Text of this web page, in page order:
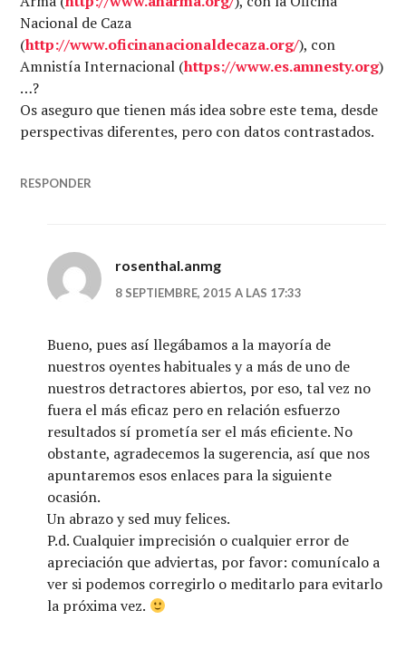
Nacional de Caza
(http://www.oficinanacionaldecaza.org/), con
Amnistía Internacional (https://www.es.amnesty.org)
…?
Os aseguro que tienen más idea sobre este tema, desde
perspectivas diferentes, pero con datos contrastados.
RESPONDER
rosenthal.anmg
8 SEPTIEMBRE, 2015 A LAS 17:33
Bueno, pues así llegábamos a la mayoría de
nuestros oyentes habituales y a más de uno de
nuestros detractores abiertos, por eso, tal vez no
fuera el más eficaz pero en relación esfuerzo
resultados sí prometía ser el más eficiente. No
obstante, agradecemos la sugerencia, así que nos
apuntaremos esos enlaces para la siguiente
ocasión.
Un abrazo y sed muy felices.
P.d. Cualquier imprecisión o cualquier error de
apreciación que adviertas, por favor: comunícalo a
ver si podemos corregirlo o meditarlo para evitarlo
la próxima vez.